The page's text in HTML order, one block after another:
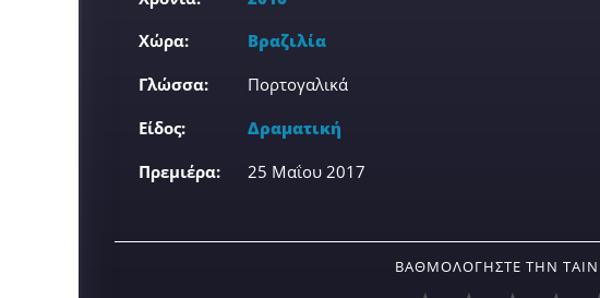
Χώρα:
Βραζιλία
Γλώσσα:
Πορτογαλικά
Είδος:
Δραματική
Πρεμιέρα:
25 Μαΐου 2017
ΒΑΘΜΟΛΟΓΉΣΤΕ ΤΗΝ